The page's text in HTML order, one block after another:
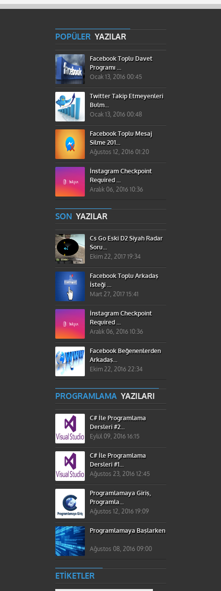
POPÜLER YAZILAR
Facebook Toplu Davet
Programı ...
Ocak 13, 2016 00:45
Twitter Takip Etmeyenleri
Bulm...
Ocak 13, 2016 00:48
Facebook Toplu Mesaj
Silme 201...
Ağustos 12, 2016 01:20
İnstagram Checkpoint
Required ...
Aralık 06, 2016 10:36
SON YAZILAR
Cs Go Eski D2 Siyah Radar
Soru...
Ekim 22, 2017 19:34
Facebook Toplu Arkadaş
İsteği ...
Mart 27, 2017 15:41
İnstagram Checkpoint
Required ...
Aralık 06, 2016 10:36
Facebook Beğenenlerden
Arkadaş...
Ekim 22, 2016 22:34
PROGRAMLAMA YAZILARI
C# İle Programlama
Dersleri #2...
Eylül 09, 2016 16:15
C# İle Programlama
Dersleri #1...
Ağustos 23, 2016 12:45
Programlamaya Giriş,
Programla...
Ağustos 12, 2016 19:09
Programlamaya Başlarken
Ağustos 08, 2016 09:00
ETIKETLER